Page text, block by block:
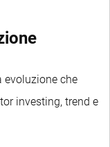
che
investing, trend e